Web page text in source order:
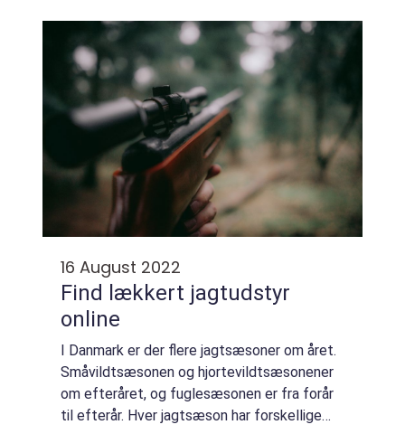
Frederikssund, så læs videre....
16 August 2022
Find lækkert jagtudstyr
online
I Danmark er der flere jagtsæsoner om året.
Småvildtsæsonen og hjortevildtsæsonener
om efteråret, og fuglesæsonen er fra forår
til efterår. Hver jagtsæson har forskellige